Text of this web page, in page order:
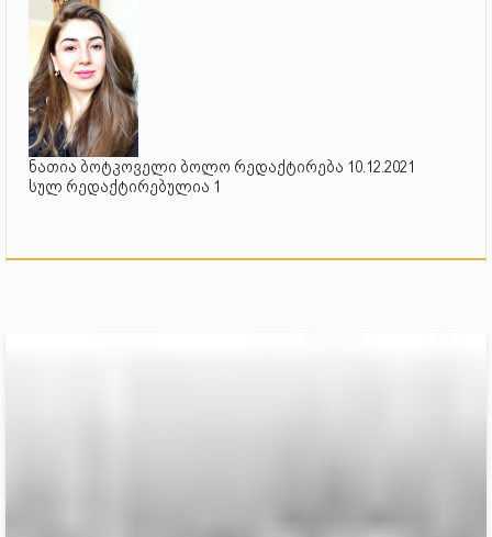
ნათია ბოტკოველი ბოლო რედაქტირება 10.12.2021
სულ რედაქტირებულია 1